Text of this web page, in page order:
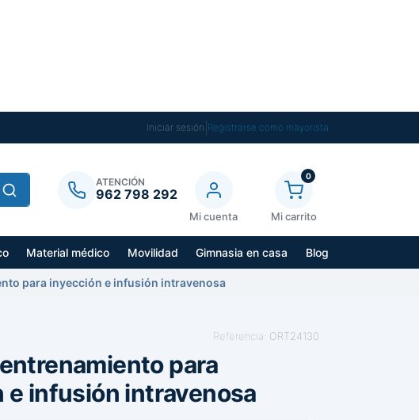
Iniciar sesión Registrarse como mayorista
ATENCIÓN
962 798 292
Mi cuenta
0
Mi carrito
Material médico Movilidad Gimnasia en casa Blog
para inyección e infusión intravenosa
Referencia: ORT24130
para
e infusión intravenosa